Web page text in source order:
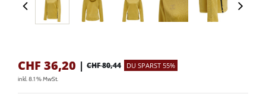
CHF 36,20 | CHF 80,44 DU SPARST 55%
inkl. 8.1 % MwSt.